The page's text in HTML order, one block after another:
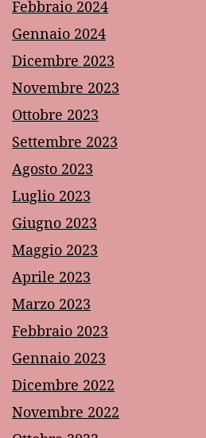
Febbraio 2024
Gennaio 2024
Dicembre 2023
Novembre 2023
Ottobre 2023
Settembre 2023
Agosto 2023
Luglio 2023
Giugno 2023
Maggio 2023
Aprile 2023
Marzo 2023
Febbraio 2023
Gennaio 2023
Dicembre 2022
Novembre 2022